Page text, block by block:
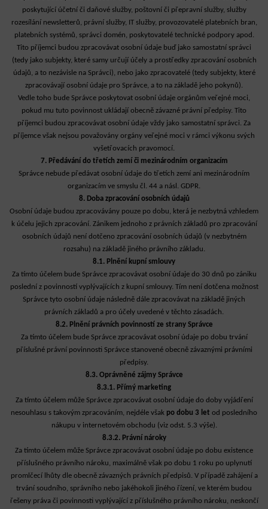
poskytující účetní či daňové služby, poštovní či přepravní služby, služby
rozesílání newsletterů, právní služby, IT služby, provozovatelé platebních bran,
platebních systémů, správci domén, poskytovatelé technické podpory apod.
Tito příjemci budou zpracovávat osobní údaje buď jako samostatní správci
(tedy jako subjekty, které samy určují účely a prostředky zpracování osobních
údajů, a to nezávisle na Správci), nebo jako zpracovatelé (tedy subjekty, které
zpracovávají osobní údaje pro Správce, a to na základě jeho pokynů).
Vedle toho bude Správce poskytovat osobní údaje orgánům veřejné moci,
pokud mu tuto povinnost ukládají obecně závazné právní předpisy. Tito
příjemci budou zpracovávat osobní údaje vždy jako samostatní správci. Za
příjemce však nejsou považovány orgány veřejné moci v rámci výkonu svých
vyšetřovacích pravomocí.
7. Předávání do třetích zemí či mezinárodním organizacím
Správce nebude předávat osobní údaje do třetích zemí ani mezinárodním
organizacím ve smyslu čl. 44 a násl. GDPR.
8. Doba zpracování osobních údajů
Osobní údaje budou zpracovávány pouze po dobu, která je nezbytná vzhledem
k účelu jejich zpracování. Zánikem jednoho z právních základů pro zpracování
osobních údajů není dotčeno zpracování osobních údajů (v nezbytném
rozsahu) na základě jiného právního základu.
8.1. Plnění kupní smlouvy
Za tímto účelem bude Správce zpracovávat osobní údaje do 30 dnů po zániku
poslední z povinností vyplývajících z kupní smlouvy. Tím není dotčena možnost
Správce tyto osobní údaje následně dále zpracovávat na základě jiných
právních základů a pro účely uvedené v těchto zásadách.
8.2. Plnění právních povinností ze strany Správce
Za tímto účelem bude Správce zpracovávat osobní údaje po dobu trvání
příslušné právní povinnosti Správce stanovené obecně závaznými právními
předpisy.
8.3. Oprávněné zájmy Správce
8.3.1. Přímý marketing
Za tímto účelem může Správce zpracovávat osobní údaje do doby vyjádření
nesouhlasu s takovým zpracováním, nejdéle však po dobu 3 let od posledního
nákupu v internetovém obchodu (viz odst. 5.3 výše).
8.3.2. Právní nároky
Za tímto účelem může Správce zpracovávat osobní údaje po dobu existence
příslušného právního nároku, maximálně však po dobu 1 roku po uplynutí
promlčecí lhůty dle obecně závazných právních předpisů. V případě zahájení a
trvání soudního, správního nebo jakéhokoli jiného řízení, ve kterém budou
řešeny práva či povinnosti vyplývající z příslušného právního nároku, neskončí